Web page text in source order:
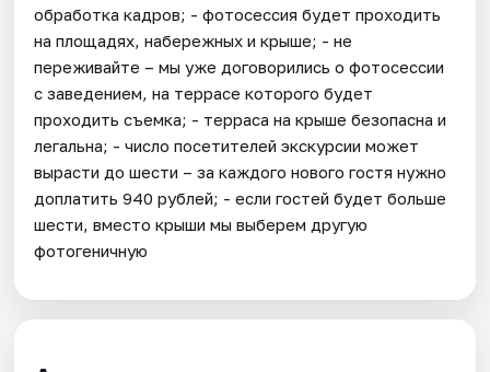
обработка кадров; - фотосессия будет проходить
на площадях, набережных и крыше; - не
переживайте – мы уже договорились о фотосессии
с заведением, на террасе которого будет
проходить съемка; - терраса на крыше безопасна и
легальна; - число посетителей экскурсии может
вырасти до шести – за каждого нового гостя нужно
доплатить 940 рублей; - если гостей будет больше
шести, вместо крыши мы выберем другую
фотогеничную